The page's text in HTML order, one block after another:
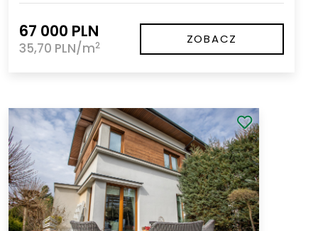
67 000 PLN
35,70 PLN/m2 ZOBACZ